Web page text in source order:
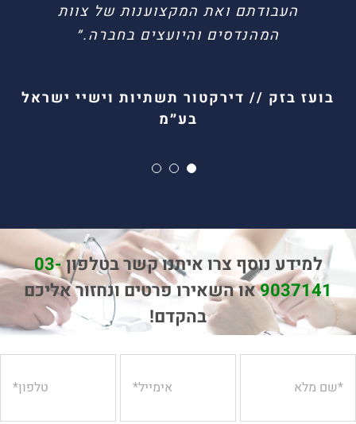
העבודתם ואת המקצוענות של צוות
המהנדסים והיועצים בחברה.״
בועז בזק // דירקטור תשתיות וישיי ישראל
בע״מ
הדר רחמים // מנהל יחידת הבטיחות
גיל בן עוקשי // מנהל בטחון פריגו ישראל
למידע נוסף צרו איתנו קשר בטלפון03-
9037141או השאירו פרטים ונחזור אליכם
בהקדם!